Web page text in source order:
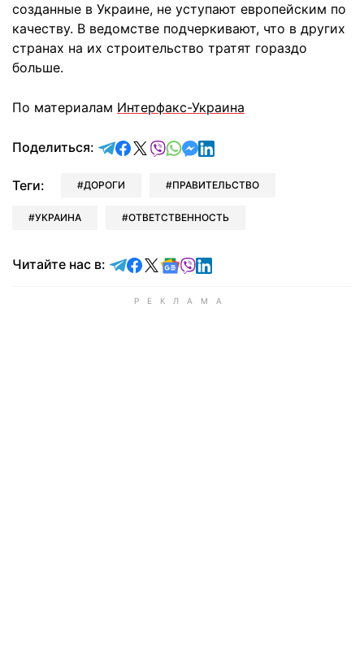
созданные в Украине, не уступают европейским по
качеству. В ведомстве подчеркивают, что в других
странах на их строительство тратят гораздо
больше.
По материалам Интерфакс-Украина
Поделиться: отправить в Telegram
поделиться в Facebook
поделиться в X
отправить в Viber
отправить в Whatsapp
отправить в Messenger
отправить в LinkedIn
Теги: ДОРОГИ ПРАВИТЕЛЬСТВО
УКРАИНА ОТВЕТСТВЕННОСТЬ
Читайте нас в: Читайте в Telegram
Читайте в Facebook
Читайте в X
Читайте в Google news
Читайте в Viber
Читайте в LinkedIn